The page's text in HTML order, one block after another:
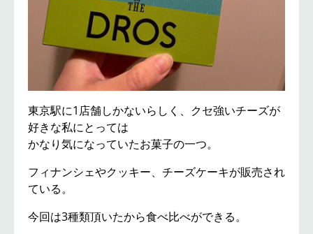
東京駅に1店舗しかないらしく、クセ強いチーズが
好きな私にとっては
かなり気になっていたお菓子の一つ。
フィナンシェやクッキー、チーズケーキが販売され
ている。
今回は3種類頂いたから食べ比べができる。